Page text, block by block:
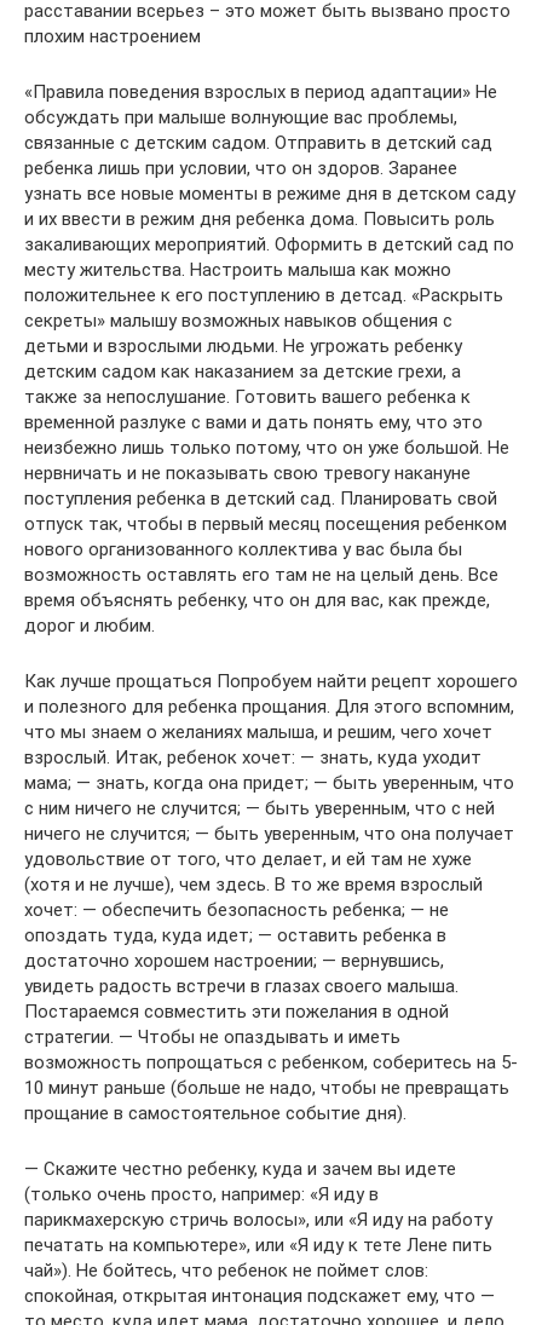
расставании всерьез – это может быть вызвано просто
плохим настроением
«Правила поведения взрослых в период адаптации» Не
обсуждать при малыше волнующие вас проблемы,
связанные с детским садом. Отправить в детский сад
ребенка лишь при условии, что он здоров. Заранее
узнать все новые моменты в режиме дня в детском саду
и их ввести в режим дня ребенка дома. Повысить роль
закаливающих мероприятий. Оформить в детский сад по
месту жительства. Настроить малыша как можно
положительнее к его поступлению в детсад. «Раскрыть
секреты» малышу возможных навыков общения с
детьми и взрослыми людьми. Не угрожать ребенку
детским садом как наказанием за детские грехи, а
также за непослушание. Готовить вашего ребенка к
временной разлуке с вами и дать понять ему, что это
неизбежно лишь только потому, что он уже большой. Не
нервничать и не показывать свою тревогу накануне
поступления ребенка в детский сад. Планировать свой
отпуск так, чтобы в первый месяц посещения ребенком
нового организованного коллектива у вас была бы
возможность оставлять его там не на целый день. Все
время объяснять ребенку, что он для вас, как прежде,
дорог и любим.
Как лучше прощаться Попробуем найти рецепт хорошего
и полезного для ребенка прощания. Для этого вспомним,
что мы знаем о желаниях малыша, и решим, чего хочет
взрослый. Итак, ребенок хочет: — знать, куда уходит
мама; — знать, когда она придет; — быть уверенным, что
с ним ничего не случится; — быть уверенным, что с ней
ничего не случится; — быть уверенным, что она получает
удовольствие от того, что делает, и ей там не хуже
(хотя и не лучше), чем здесь. В то же время взрослый
хочет: — обеспечить безопасность ребенка; — не
опоздать туда, куда идет; — оставить ребенка в
достаточно хорошем настроении; — вернувшись,
увидеть радость встречи в глазах своего малыша.
Постараемся совместить эти пожелания в одной
стратегии. — Чтобы не опаздывать и иметь
возможность попрощаться с ребенком, соберитесь на 5-
10 минут раньше (больше не надо, чтобы не превращать
прощание в самостоятельное событие дня).
— Скажите честно ребенку, куда и зачем вы идете
(только очень просто, например: «Я иду в
парикмахерскую стричь волосы», или «Я иду на работу
печатать на компьютере», или «Я иду к тете Лене пить
чай»). Не бойтесь, что ребенок не поймет слов:
спокойная, открытая интонация подскажет ему, что —